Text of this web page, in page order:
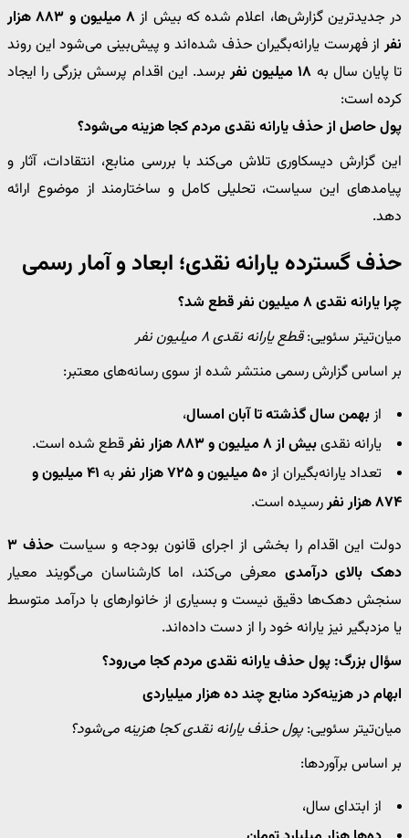
در جدیدترین گزارش‌ها، اعلام شده که بیش از
۸ میلیون و ۸۸۳ هزار
نفراز فهرست یارانه‌بگیران حذف شده‌اند و پیش‌بینی می‌شود این روند
تا پایان سال به ۱۸ میلیون نفر
برسد. این اقدام پرسش بزرگی را ایجاد
کرده است:
پول حاصل از حذف یارانه نقدی مردم کجا هزینه می‌شود؟
این گزارش دیسکاوری تلاش می‌کند با بررسی منابع، انتقادات، آثار و
پیامدهای این سیاست، تحلیلی کامل و ساختارمند از موضوع ارائه
دهد.
حذف گسترده یارانه نقدی؛ ابعاد و آمار رسمی
چرا یارانه نقدی ۸ میلیون نفر قطع شد؟
میان‌تیتر سئویی:قطع یارانه نقدی ۸ میلیون نفر
بر اساس گزارش رسمی منتشر شده از سوی رسانه‌های معتبر:
ازبهمن سال گذشته تا آبان امسال،
یارانه نقدیبیش از ۸ میلیون و ۸۸۳ هزار نفر
قطع شده است.
تعداد یارانه‌بگیران از۵۰ میلیون و ۷۲۵ هزار نفر به
۴۱ میلیون و
۸۷۴ هزار نفر
رسیده است.
دولت این اقدام را بخشی از اجرای قانون بودجه و سیاست
حذف ۳
دهک بالای درآمدی معرفی می‌کند، اما کارشناسان می‌گویند معیار
سنجش دهک‌ها دقیق نیست و بسیاری از خانوارهای با درآمد متوسط
یا مزدبگیر نیز یارانه خود را از دست داده‌اند.
سؤال بزرگ: پول حذف یارانه نقدی مردم کجا می‌رود؟
ابهام در هزینه‌کرد منابع چند ده هزار میلیاردی
میان‌تیتر سئویی: پول حذف یارانه نقدی کجا هزینه می‌شود؟
بر اساس برآوردها:
از ابتدای سال،